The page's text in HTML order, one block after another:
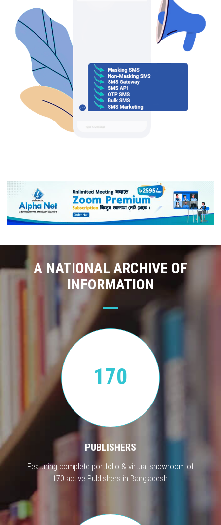
A NATIONAL ARCHIVE OF
INFORMATION
170
PUBLISHERS
Featuring complete portfolio & virtual showroom of
170 active Publishers in Bangladesh.